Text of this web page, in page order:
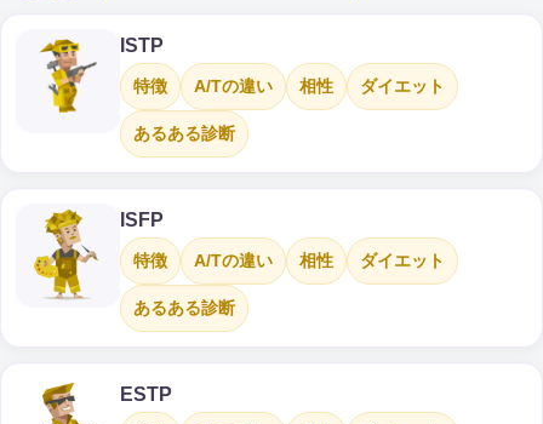
ISTP
特徴 A/Tの違い 相性 ダイエット
あるある診断
ISFP
特徴 A/Tの違い 相性 ダイエット
あるある診断
ESTP